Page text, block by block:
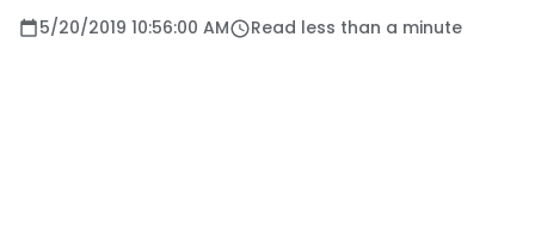
5/20/2019 10:56:00 AM Read less than a minute